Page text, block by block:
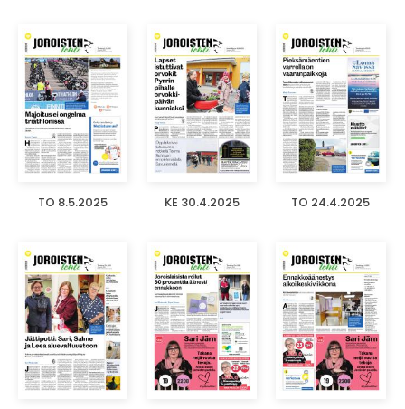
TO 8.5.2025 KE 30.4.2025 TO 24.4.2025